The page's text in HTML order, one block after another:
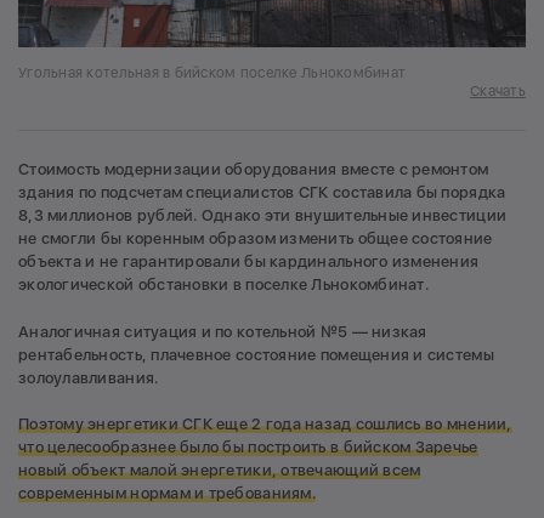
Угольная котельная в бийском поселке Льнокомбинат
Скачать
Стоимость модернизации оборудования вместе с ремонтом
здания по подсчетам специалистов СГК составила бы порядка
8,3 миллионов рублей. Однако эти внушительные инвестиции
не смогли бы коренным образом изменить общее состояние
объекта и не гарантировали бы кардинального изменения
экологической обстановки в поселке Льнокомбинат.
Аналогичная ситуация и по котельной №5 — низкая
рентабельность, плачевное состояние помещения и системы
золоулавливания.
Поэтому энергетики СГК еще 2 года назад сошлись во мнении,
что целесообразнее было бы построить в бийском Заречье
новый объект малой энергетики, отвечающий всем
современным нормам и требованиям.